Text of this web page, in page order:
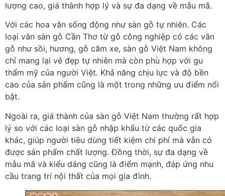
lượng cao, giá thành hợp lý và sự đa dạng về mẫu mã.
Với các hoa văn sống động như sàn gỗ tự nhiên. Các
loại vân sàn gỗ Cần Thơ từ gỗ công nghiệp có các vân
gỗ như sồi, hương, gỗ căm xe, sàn gỗ Việt Nam không
chỉ mang lại vẻ đẹp tự nhiên mà còn phù hợp với gu
thẩm mỹ của người Việt. Khả năng chịu lực và độ bền
cao của sản phẩm cũng là một trong những ưu điểm nổi
bật.
Ngoài ra, giá thành của sàn gỗ Việt Nam thường rất hợp
lý so với các loại sàn gỗ nhập khẩu từ các quốc gia
khác, giúp người tiêu dùng tiết kiệm chi phí mà vẫn có
được sản phẩm chất lượng. Đồng thời, sự đa dạng về
mẫu mã và kiểu dáng cũng là điểm mạnh, đáp ứng nhu
cầu trang trí nội thất của mọi gia đình.